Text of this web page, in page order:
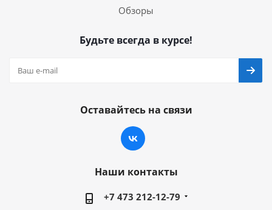
Обзоры
Будьте всегда в курсе!
Оставайтесь на связи
Наши контакты
+7 473 212-12-79